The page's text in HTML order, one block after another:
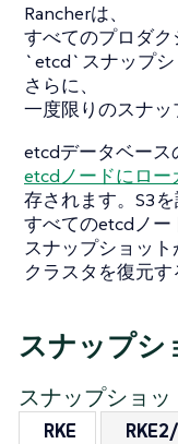
Rancherは、
すべてのプロダ
`etcd`スナップシ
さらに、
一度限りのスナッ
etcdデータベース
etcdノードにロー
存されます。S3を
すべてのetcdノー
スナップショット
クラスタを復元す
スナップシ
スナップショッ
RKE